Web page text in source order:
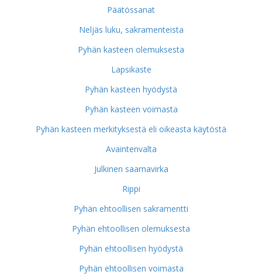
Päätössanat
Neljäs luku, sakramenteista
Pyhän kasteen olemuksesta
Lapsikaste
Pyhän kasteen hyödystä
Pyhän kasteen voimasta
Pyhän kasteen merkityksestä eli oikeasta käytöstä
Avaintenvalta
Julkinen saarnavirka
Rippi
Pyhän ehtoollisen sakramentti
Pyhän ehtoollisen olemuksesta
Pyhän ehtoollisen hyödystä
Pyhän ehtoollisen voimasta